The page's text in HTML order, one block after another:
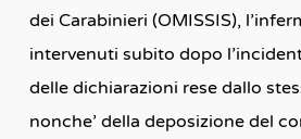
dei Carabinieri (OMISSIS),
intervenuti subito dopo
delle dichiarazioni rese dallo
nonche’ della deposizione del